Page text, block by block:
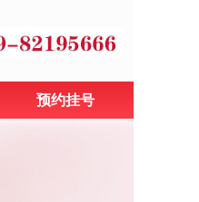
预约挂号